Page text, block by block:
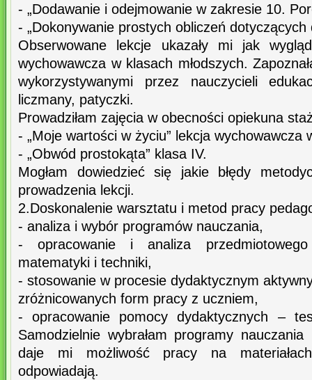
- „Dodawanie i odejmowanie w zakresie 10.
- „Dokonywanie prostych obliczeń dotyczących
Obserwowane lekcje ukazały mi jak
wychowawcza w klasach młodszych.
wykorzystywanymi przez nauczycieli
liczmany, patyczki.
Prowadziłam zajęcia w obecności opiekuna
- „Moje wartości w życiu” lekcja wychowawcza
- „Obwód prostokąta” klasa IV.
Mogłam dowiedzieć się jakie błędy
prowadzenia lekcji.
2.Doskonalenie warsztatu i metod pracy
- analiza i wybór programów nauczania,
- opracowanie i analiza
matematyki i techniki,
- stosowanie w procesie dydaktycznym
zróżnicowanych form pracy z uczniem,
- opracowanie pomocy dydaktycznych –
Samodzielnie wybrałam programy
daje mi możliwość pracy na
odpowiadają.